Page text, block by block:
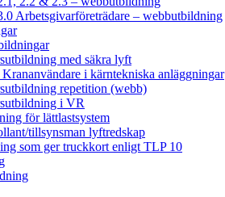
Arbetsgivarföreträdare – webbutbildning
med säkra lyft
i kärntekniska anläggningar
repetition (webb)
i VR
för lättlastsystem
tillsynsman lyftredskap
som ger truckkort enligt TLP 10